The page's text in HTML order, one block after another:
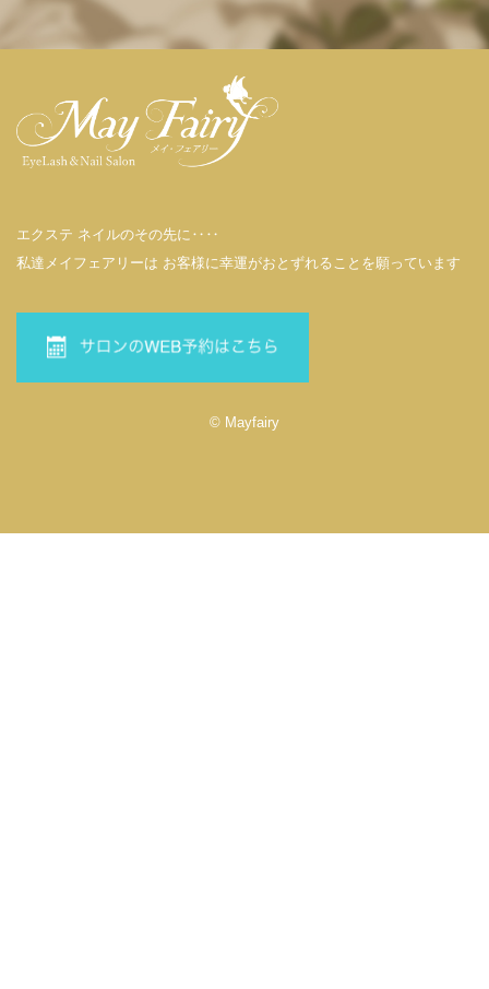
エクステ ネイルのその先に‥‥
私達メイフェアリーは お客様に幸運がおとずれることを願っています
© Mayfairy